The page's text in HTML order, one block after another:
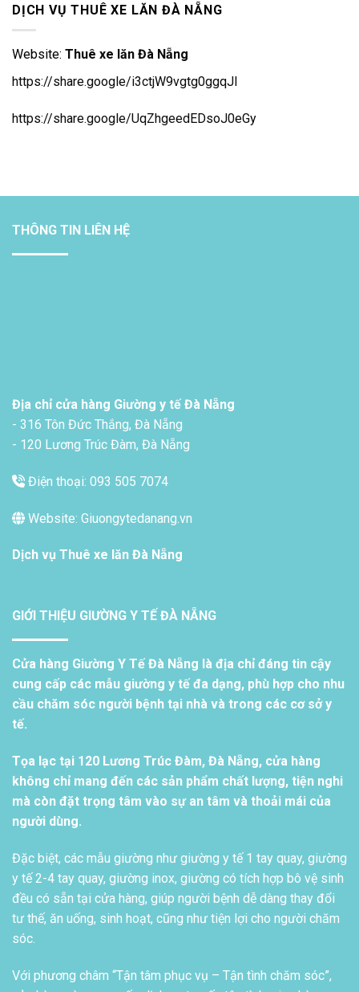
DỊCH VỤ THUÊ XE LĂN ĐÀ NẴNG
Website: Thuê xe lăn Đà Nẵng
https://share.google/i3ctjW9vgtg0ggqJl
https://share.google/UqZhgeedEDsoJ0eGy
THÔNG TIN LIÊN HỆ
Địa chỉ cửa hàng Giường y tế Đà Nẵng
- 316 Tôn Đức Thắng, Đà Nẵng
- 120 Lương Trúc Đàm, Đà Nẵng
Điện thoại: 093 505 7074
Website: Giuongytedanang.vn
Dịch vụ Thuê xe lăn Đà Nẵng
GIỚI THIỆU GIƯỜNG Y TẾ ĐÀ NẴNG
Cửa hàng Giường Y Tế Đà Nẵng là địa chỉ đáng tin cậy
cung cấp các mẫu giường y tế đa dạng, phù hợp cho nhu
cầu chăm sóc người bệnh tại nhà và trong các cơ sở y
tế.
Tọa lạc tại 120 Lương Trúc Đàm, Đà Nẵng, cửa hàng
không chỉ mang đến các sản phẩm chất lượng, tiện nghi
mà còn đặt trọng tâm vào sự an tâm và thoải mái của
người dùng.
Đặc biệt, các mẫu giường như giường y tế 1 tay quay, giường
y tế 2-4 tay quay, giường inox, giường có tích hợp bô vệ sinh
đều có sẵn tại cửa hàng, giúp người bệnh dễ dàng thay đổi
tư thế, ăn uống, sinh hoạt, cũng như tiện lợi cho người chăm
sóc.
Với phương châm “Tận tâm phục vụ – Tận tình chăm sóc”,